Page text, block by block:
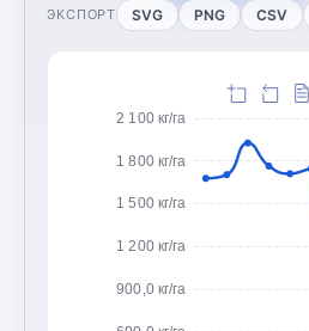
ЭКСПОРТ SVG PNG CSV
900,0 кг/га
1 200 кг/га
1 500 кг/га
1 800 кг/га
2 100 кг/га